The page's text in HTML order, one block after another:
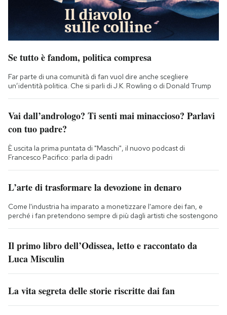
Se tutto è fandom, politica compresa
Far parte di una comunità di fan vuol dire anche scegliere
un’identità politica. Che si parli di J.K. Rowling o di Donald Trump
Vai dall’andrologo? Ti senti mai minaccioso? Parlavi
con tuo padre?
È uscita la prima puntata di "Maschi", il nuovo podcast di
Francesco Pacifico: parla di padri
L’arte di trasformare la devozione in denaro
Come l'industria ha imparato a monetizzare l'amore dei fan, e
perché i fan pretendono sempre di più dagli artisti che sostengono
Il primo libro dell’Odissea, letto e raccontato da
Luca Misculin
La vita segreta delle storie riscritte dai fan